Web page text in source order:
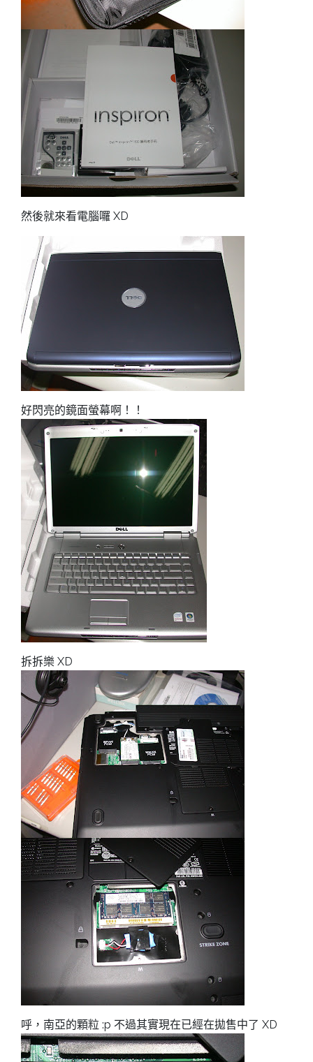
然後就來看電腦囉 XD
好閃亮的鏡面螢幕啊！！
拆拆樂 XD
呼，南亞的顆粒 :p 不過其實現在已經在拋售中了 XD